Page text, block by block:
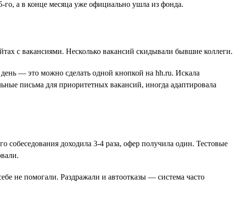
а в конце месяца уже официально ушла из фонда.
с вакансиями. Несколько вакансий скидывали бывшие коллеги.
— это можно сделать одной кнопкой на hh.ru. Искала
письма для приоритетных вакансий, иногда адаптировала
собеседования доходила 3-4 раза, офер получила один. Тестовые
не помогали. Раздражали и автоотказы — система часто